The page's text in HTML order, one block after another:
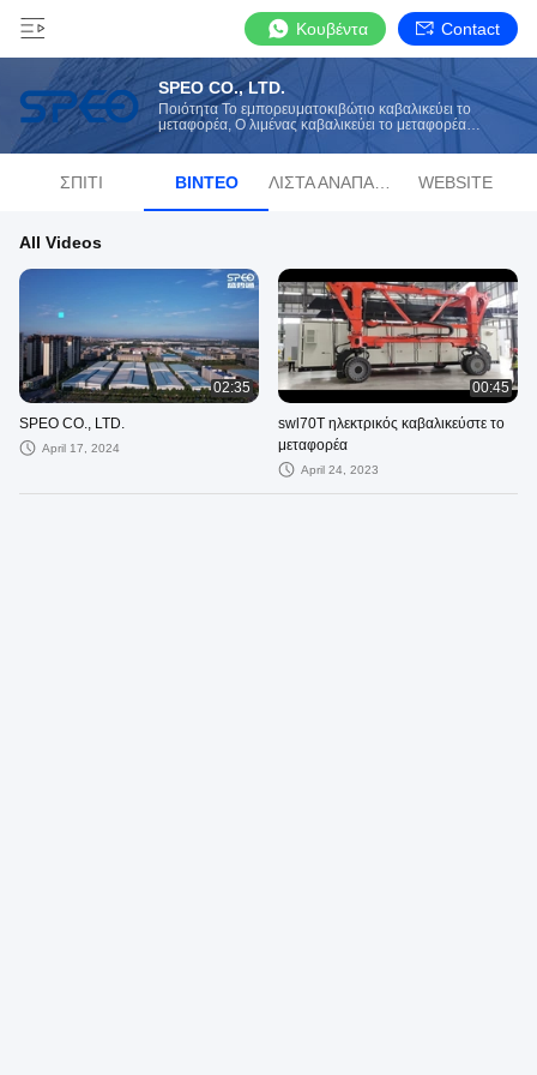
Κουβέντα Contact
SPEO CO., LTD.
Ποιότητα Το εμπορευματοκιβώτιο καβαλικεύει το
μεταφορέα, Ο λιμένας καβαλικεύει το μεταφορέα
κατασκευαστής από την Κίνα
ΣΠΊΤΙ ΒΊΝΤΕΟ WEBSITE
All Videos
02:35
SPEO CO., LTD.
April 17, 2024
00:45
swl70T ηλεκτρικός καβαλικεύστε το
μεταφορέα
April 24, 2023